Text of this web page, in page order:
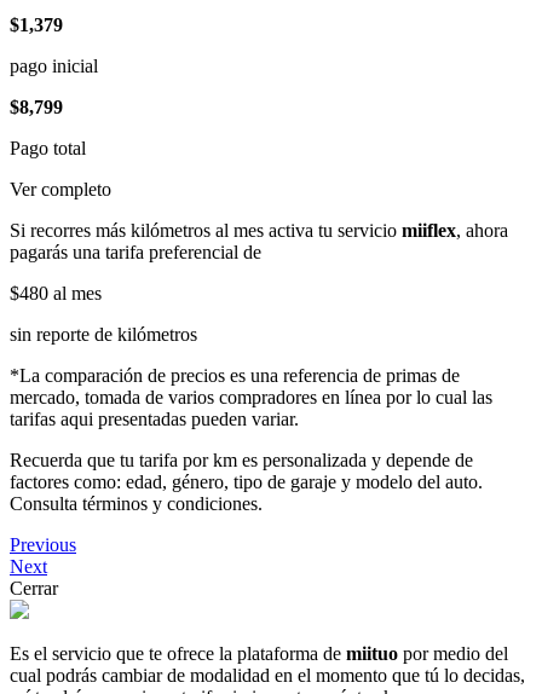
$1,379
pago inicial
$8,799
Pago total
Ver completo
Si recorres más kilómetros al mes activa tu servicio miiflex, ahora
pagarás una tarifa preferencial de
$480 al mes
sin reporte de kilómetros
*La comparación de precios es una referencia de primas de
mercado, tomada de varios compradores en línea por lo cual las
tarifas aqui presentadas pueden variar.
Recuerda que tu tarifa por km es personalizada y depende de
factores como: edad, género, tipo de garaje y modelo del auto.
Consulta términos y condiciones.
Previous
Next
Cerrar
Es el servicio que te ofrece la plataforma de miituo por medio del
cual podrás cambiar de modalidad en el momento que tú lo decidas,